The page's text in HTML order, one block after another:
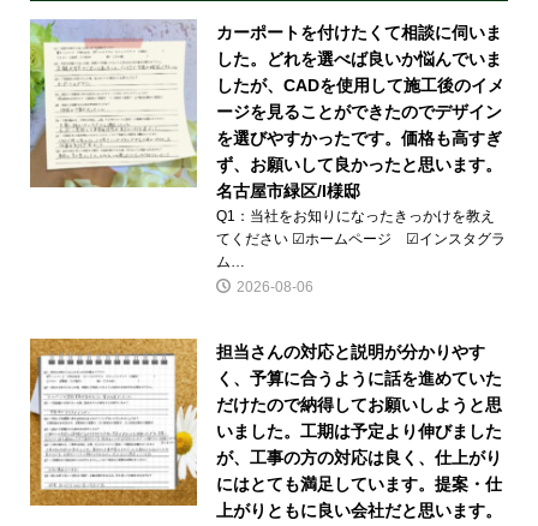
カーポートを付けたくて相談に伺いま
した。どれを選べば良いか悩んでいま
したが、CADを使用して施工後のイメ
ージを見ることができたのでデザイン
を選びやすかったです。価格も高すぎ
ず、お願いして良かったと思います。
名古屋市緑区/I様邸
Q1：当社をお知りになったきっかけを教え
てください ☑ホームページ ☑インスタグラ
ム…
2026-08-06
担当さんの対応と説明が分かりやす
く、予算に合うように話を進めていた
だけたので納得してお願いしようと思
いました。工期は予定より伸びました
が、工事の方の対応は良く、仕上がり
にはとても満足しています。提案・仕
上がりともに良い会社だと思います。